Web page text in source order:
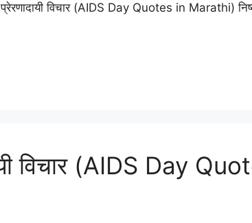
विचार (AIDS Day Quotes in Marathi)
विचार (AIDS Day